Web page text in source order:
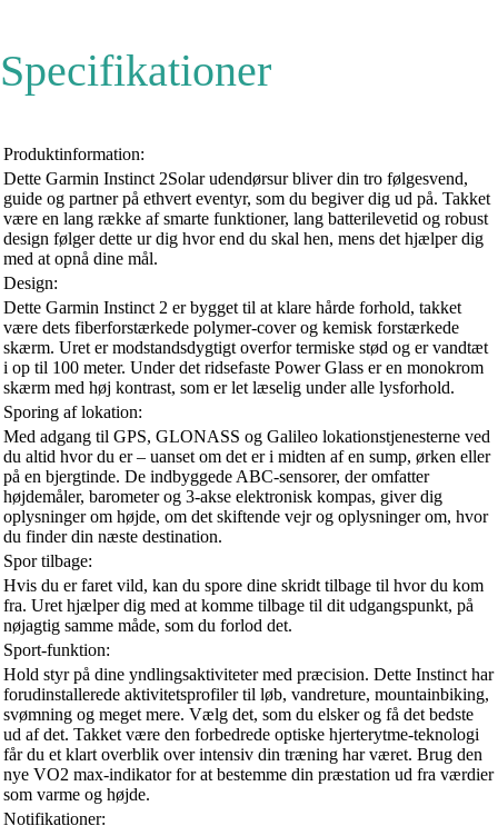
Specifikationer
Produktinformation:
Dette Garmin Instinct 2Solar udendørsur bliver din tro følgesvend,
guide og partner på ethvert eventyr, som du begiver dig ud på. Takket
være en lang række af smarte funktioner, lang batterilevetid og robust
design følger dette ur dig hvor end du skal hen, mens det hjælper dig
med at opnå dine mål.
Design:
Dette Garmin Instinct 2 er bygget til at klare hårde forhold, takket
være dets fiberforstærkede polymer-cover og kemisk forstærkede
skærm. Uret er modstandsdygtigt overfor termiske stød og er vandtæt
i op til 100 meter. Under det ridsefaste Power Glass er en monokrom
skærm med høj kontrast, som er let læselig under alle lysforhold.
Sporing af lokation:
Med adgang til GPS, GLONASS og Galileo lokationstjenesterne ved
du altid hvor du er – uanset om det er i midten af en sump, ørken eller
på en bjergtinde. De indbyggede ABC-sensorer, der omfatter
højdemåler, barometer og 3-akse elektronisk kompas, giver dig
oplysninger om højde, om det skiftende vejr og oplysninger om, hvor
du finder din næste destination.
Spor tilbage:
Hvis du er faret vild, kan du spore dine skridt tilbage til hvor du kom
fra. Uret hjælper dig med at komme tilbage til dit udgangspunkt, på
nøjagtig samme måde, som du forlod det.
Sport-funktion:
Hold styr på dine yndlingsaktiviteter med præcision. Dette Instinct har
forudinstallerede aktivitetsprofiler til løb, vandreture, mountainbiking,
svømning og meget mere. Vælg det, som du elsker og få det bedste
ud af det. Takket være den forbedrede optiske hjerterytme-teknologi
får du et klart overblik over intensiv din træning har været. Brug den
nye VO2 max-indikator for at bestemme din præstation ud fra værdier
som varme og højde.
Notifikationer: